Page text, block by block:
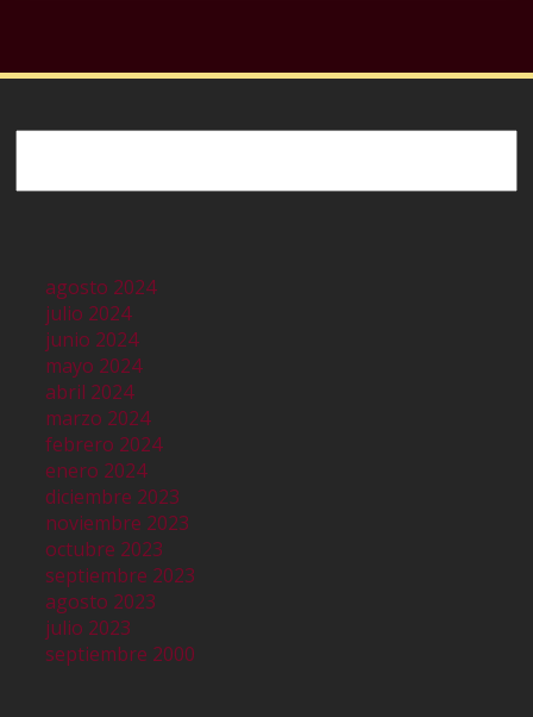
agosto 2024
julio 2024
junio 2024
mayo 2024
abril 2024
marzo 2024
febrero 2024
enero 2024
diciembre 2023
noviembre 2023
octubre 2023
septiembre 2023
agosto 2023
julio 2023
septiembre 2000